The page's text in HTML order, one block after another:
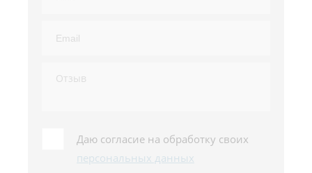
Даю согласие на обработку своих
персональных данных